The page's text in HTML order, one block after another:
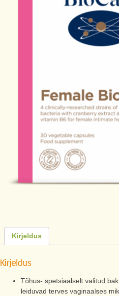
Kirjeldus
Kirjeldus
Tõhus- spetsiaalselt valitud
leiduvad terves vaginaalses